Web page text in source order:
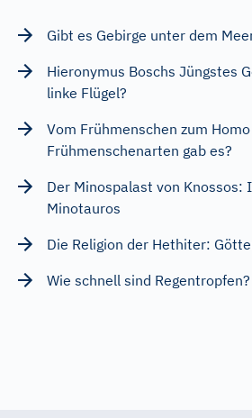
Gibt es Gebirge unter dem
Hieronymus Boschs Jüngstes
linke Flügel?
Vom Frühmenschen zum
Frühmenschenarten gab es?
Der Minospalast von Knossos:
Minotauros
Die Religion der Hethiter:
Wie schnell sind Regentropfen?